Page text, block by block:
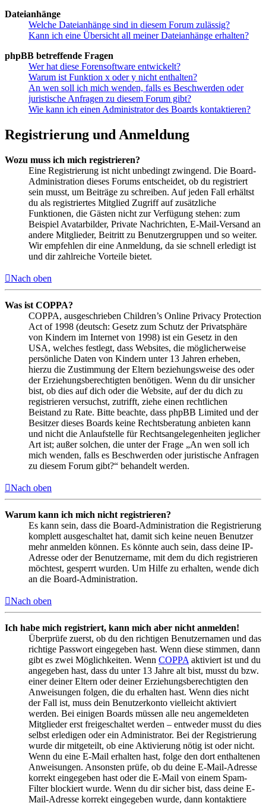
Dateianhänge
Welche Dateianhänge sind in diesem Forum zulässig?
Kann ich eine Übersicht all meiner Dateianhänge erhalten?
phpBB betreffende Fragen
Wer hat diese Forensoftware entwickelt?
Warum ist Funktion x oder y nicht enthalten?
An wen soll ich mich wenden, falls es Beschwerden oder
juristische Anfragen zu diesem Forum gibt?
Wie kann ich einen Administrator des Boards kontaktieren?
Registrierung und Anmeldung
Wozu muss ich mich registrieren?
Eine Registrierung ist nicht unbedingt zwingend. Die Board-
Administration dieses Forums entscheidet, ob du registriert
sein musst, um Beiträge zu schreiben. Auf jeden Fall erhältst
du als registriertes Mitglied Zugriff auf zusätzliche
Funktionen, die Gästen nicht zur Verfügung stehen: zum
Beispiel Avatarbilder, Private Nachrichten, E-Mail-Versand an
andere Mitglieder, Beitritt zu Benutzergruppen und so weiter.
Wir empfehlen dir eine Anmeldung, da sie schnell erledigt ist
und dir zahlreiche Vorteile bietet.
Nach oben
Was ist COPPA?
COPPA, ausgeschrieben Children’s Online Privacy Protection
Act of 1998 (deutsch: Gesetz zum Schutz der Privatsphäre
von Kindern im Internet von 1998) ist ein Gesetz in den
USA, welches festlegt, dass Websites, die möglicherweise
persönliche Daten von Kindern unter 13 Jahren erheben,
hierzu die Zustimmung der Eltern beziehungsweise des oder
der Erziehungsberechtigten benötigen. Wenn du dir unsicher
bist, ob dies auf dich oder die Website, auf der du dich zu
registrieren versuchst, zutrifft, ziehe einen rechtlichen
Beistand zu Rate. Bitte beachte, dass phpBB Limited und der
Besitzer dieses Boards keine Rechtsberatung anbieten kann
und nicht die Anlaufstelle für Rechtsangelegenheiten jeglicher
Art ist; außer solchen, die unter der Frage „An wen soll ich
mich wenden, falls es Beschwerden oder juristische Anfragen
zu diesem Forum gibt?“ behandelt werden.
Nach oben
Warum kann ich mich nicht registrieren?
Es kann sein, dass die Board-Administration die Registrierung
komplett ausgeschaltet hat, damit sich keine neuen Benutzer
mehr anmelden können. Es könnte auch sein, dass deine IP-
Adresse oder der Benutzername, mit dem du dich registrieren
möchtest, gesperrt wurden. Um Hilfe zu erhalten, wende dich
an die Board-Administration.
Nach oben
Ich habe mich registriert, kann mich aber nicht anmelden!
Überprüfe zuerst, ob du den richtigen Benutzernamen und das
richtige Passwort eingegeben hast. Wenn diese stimmen, dann
gibt es zwei Möglichkeiten. Wenn COPPA aktiviert ist und du
angegeben hast, dass du unter 13 Jahre alt bist, musst du bzw.
einer deiner Eltern oder deiner Erziehungsberechtigten den
Anweisungen folgen, die du erhalten hast. Wenn dies nicht
der Fall ist, muss dein Benutzerkonto vielleicht aktiviert
werden. Bei einigen Boards müssen alle neu angemeldeten
Mitglieder erst freigeschaltet werden – entweder musst du dies
selbst erledigen oder ein Administrator. Bei der Registrierung
wurde dir mitgeteilt, ob eine Aktivierung nötig ist oder nicht.
Wenn du eine E-Mail erhalten hast, folge den dort enthaltenen
Anweisungen. Ansonsten prüfe, ob du deine E-Mail-Adresse
korrekt eingegeben hast oder die E-Mail von einem Spam-
Filter blockiert wurde. Wenn du dir sicher bist, dass deine E-
Mail-Adresse korrekt eingegeben wurde, dann kontaktiere